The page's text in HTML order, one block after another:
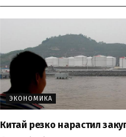
ЭКОНОМИКА
Китай резко нарастил